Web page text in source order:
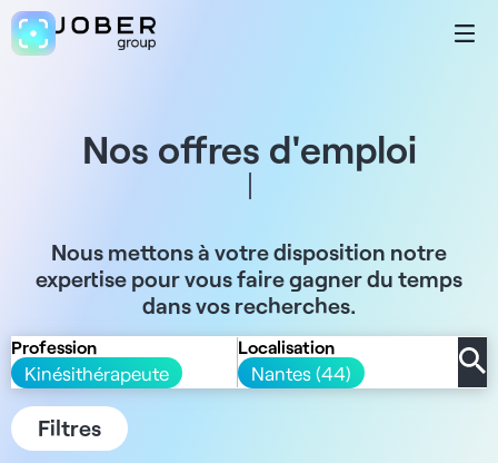
Nos offres d'emploi
Nous mettons à votre disposition notre
expertise pour vous faire gagner du temps
dans vos recherches.
Profession
Kinésithérapeute
Localisation
Nantes (44)
Filtres